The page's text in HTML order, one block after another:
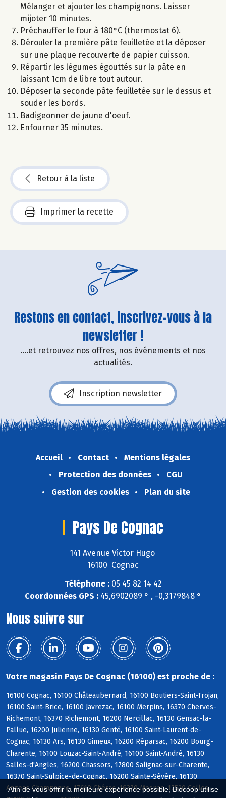
Afin de vous offrir la meilleure expérience possible, Biocoop utilise
Mélanger et ajouter les champignons. Laisser
mijoter 10 minutes.
Préchauffer le four à 180°C (thermostat 6).
Dérouler la première pâte feuilletée et la déposer
sur une plaque recouverte de papier cuisson.
Répartir les légumes égouttés sur la pâte en
laissant 1cm de libre tout autour.
Déposer la seconde pâte feuilletée sur le dessus et
souder les bords.
Badigeonner de jaune d'oeuf.
Enfourner 35 minutes.
Retour à la liste
Imprimer la recette
Restons en contact, inscrivez-vous à la
newsletter !
....et retrouvez nos offres, nos événements et nos
actualités.
Inscription newsletter
Accueil Contact
Mentions légales
Protection des données
CGU
Gestion des cookies
Plan du site
Pays De Cognac
141 Avenue Victor Hugo
16100 Cognac
Téléphone :05 45 82 14 42
Coordonnées GPS : 45,6902089 ° , -0,3179848 °
Nous suivre sur
Votre magasin Pays De Cognac (16100) est proche de :
16100 Cognac, 16100 Châteaubernard, 16100 Boutiers-Saint-Trojan,
16100 Saint-Brice, 16100 Javrezac, 16100 Merpins, 16370 Cherves-
Richemont, 16370 Richemont, 16200 Nercillac, 16130 Gensac-la-
Pallue, 16200 Julienne, 16130 Genté, 16100 Saint-Laurent-de-
Cognac, 16130 Ars, 16130 Gimeux, 16200 Réparsac, 16200 Bourg-
Charente, 16100 Louzac-Saint-André, 16100 Saint-André, 16130
Salles-d'Angles, 16200 Chassors, 17800 Salignac-sur-Charente,
16370 Saint-Sulpice-de-Cognac, 16200 Sainte-Sévère, 16130
Angeac-Champagne, 17610 Chérac, 16370 Mesnac, 17520 Celles,